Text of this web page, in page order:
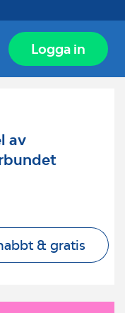
Logga in
av
& gratis